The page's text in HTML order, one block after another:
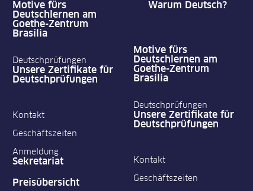
Motive fürs
Deutschlernen am
Goethe-Zentrum
Brasília
Deutschprüfungen
Unsere Zertifikate für
Deutschprüfungen
Kontakt
Geschäftszeiten
Anmeldung
Sekretariat
Preisübersicht
Warum Deutsch?
Motive fürs
Deutschlernen am
Goethe-Zentrum
Brasília
Deutschprüfungen
Unsere Zertifikate für
Deutschprüfungen
Kontakt
Geschäftszeiten